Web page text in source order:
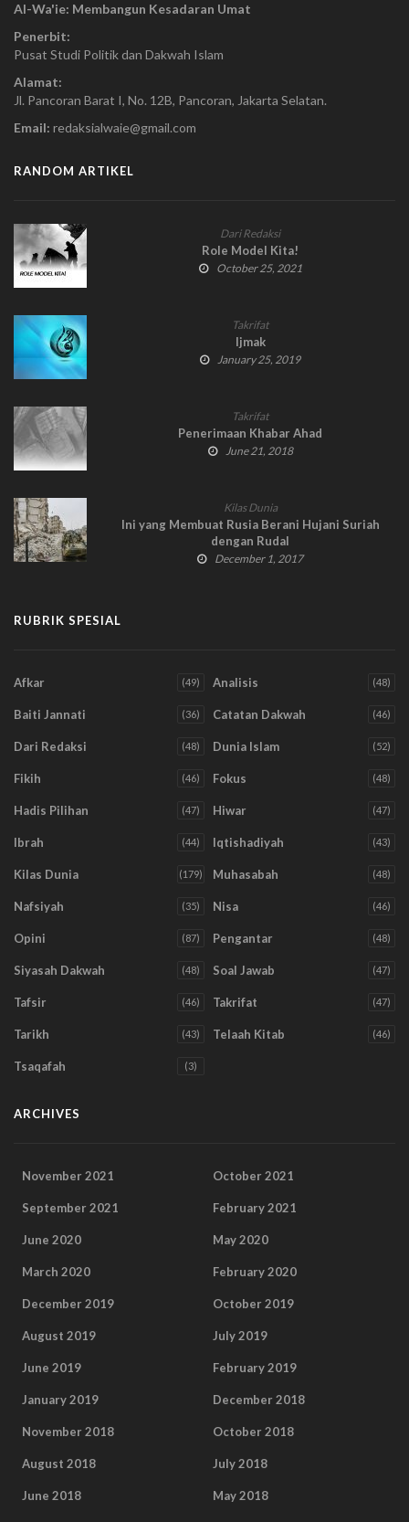
Al-Wa'ie: Membangun Kesadaran Umat
Penerbit:
Pusat Studi Politik dan Dakwah Islam
Alamat:
Jl. Pancoran Barat I, No. 12B, Pancoran, Jakarta Selatan.
Email: redaksialwaie@gmail.com
RANDOM ARTIKEL
Dari Redaksi
Role Model Kita!
October 25, 2021
Takrifat
Ijmak
January 25, 2019
Takrifat
Penerimaan Khabar Ahad
June 21, 2018
Kilas Dunia
Ini yang Membuat Rusia Berani Hujani Suriah
dengan Rudal
December 1, 2017
RUBRIK SPESIAL
Afkar (49) Analisis (48)
Baiti Jannati (36) Catatan Dakwah (46)
Dari Redaksi (48) Dunia Islam (52)
Fikih (46) Fokus (48)
Hadis Pilihan (47) Hiwar (47)
Ibrah (44) Iqtishadiyah (43)
Kilas Dunia (179) Muhasabah (48)
Nafsiyah (35) Nisa (46)
Opini (87) Pengantar (48)
Siyasah Dakwah (48) Soal Jawab (47)
Tafsir (46) Takrifat (47)
Tarikh (43) Telaah Kitab (46)
Tsaqafah (3)
ARCHIVES
November 2021 October 2021
September 2021 February 2021
June 2020 May 2020
March 2020 February 2020
December 2019 October 2019
August 2019 July 2019
June 2019 February 2019
January 2019 December 2018
November 2018 October 2018
August 2018 July 2018
June 2018 May 2018